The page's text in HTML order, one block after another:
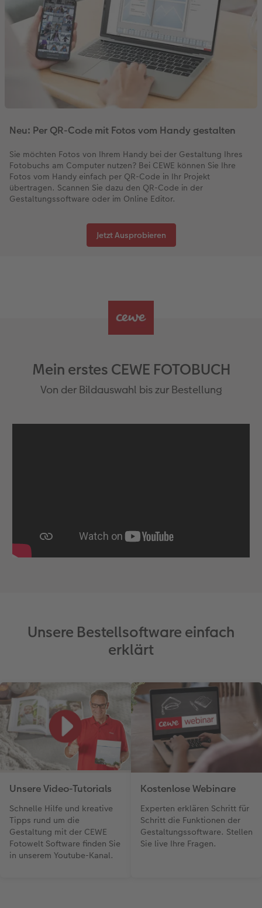
Neu: Per QR-Code mit Fotos vom Handy gestalten
Sie möchten Fotos von Ihrem Handy bei der Gestaltung Ihres
Fotobuchs am Computer nutzen? Bei CEWE können Sie Ihre
Fotos vom Handy einfach per QR-Code in Ihr Projekt
übertragen. Scannen Sie dazu den QR-Code in der
Gestaltungssoftware oder im Online Editor.
Jetzt Ausprobieren
Mein erstes CEWE FOTOBUCH
Von der Bildauswahl bis zur Bestellung
Unsere Bestellsoftware einfach
erklärt
Unsere Video-Tutorials
Schnelle Hilfe und kreative
Tipps rund um die
Gestaltung mit der CEWE
Fotowelt Software finden Sie
in unserem Youtube-Kanal.
Kostenlose Webinare
Experten erklären Schritt für
Schritt die Funktionen der
Gestaltungssoftware. Stellen
Sie live Ihre Fragen.